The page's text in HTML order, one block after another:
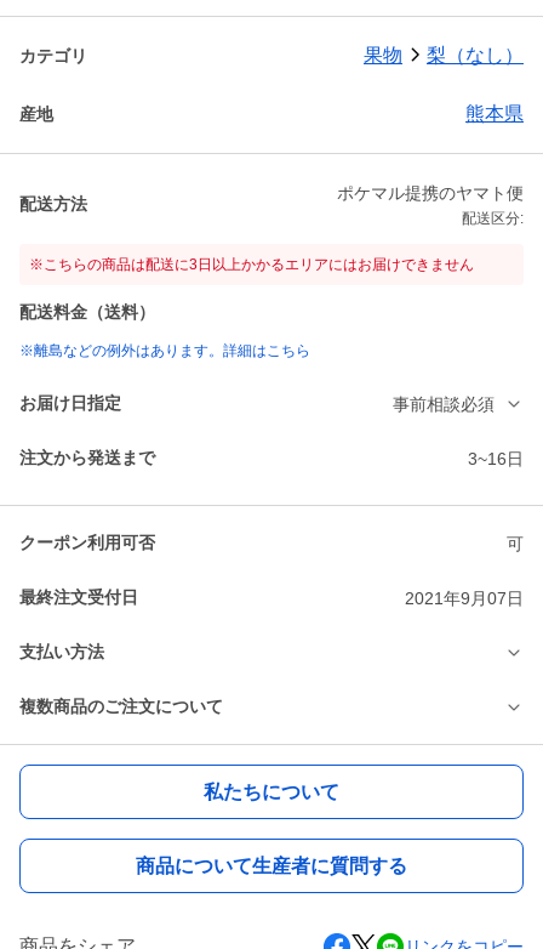
カテゴリ 果物 梨（なし）
産地 熊本県
配送方法
ポケマル提携のヤマト便
配送区分:
※こちらの商品は配送に3日以上かかるエリアにはお届けできません
配送料金（送料）
※離島などの例外はあります。詳細はこちら
お届け日指定 事前相談必須
注文から発送まで 3~16日
クーポン利用可否 可
最終注文受付日 2021年9月07日
支払い方法
複数商品のご注文について
私たちについて
商品について生産者に質問する